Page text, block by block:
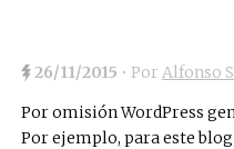
26/11/2015 • Por Alfonso
Por omisión WordPress
Por ejemplo, para este